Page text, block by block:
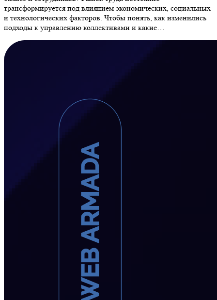
трансформируется под влиянием экономических, социальных
и технологических факторов. Чтобы понять, как изменились
подходы к управлению коллективами и какие…